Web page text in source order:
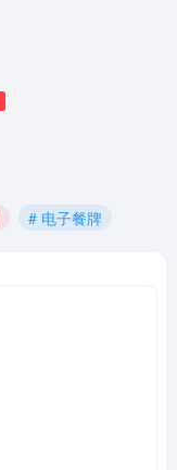
# 电子餐牌